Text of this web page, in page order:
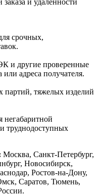
и удаленности
срочных,
и другие проверенные
адреса получателя.
партий, тяжелых изделий
негабаритной
труднодоступных
Москва, Санкт-Петербург,
Новосибирск,
Ростов-на-Дону,
Саратов, Тюмень,